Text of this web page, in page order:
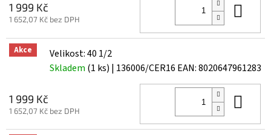
1 999 Kč
1 652,07 Kč bez DPH
Akce
Velikost: 40 1/2
Skladem (1 ks) | 136006/CER16 EAN:8020647961283
1 999 Kč
1 652,07 Kč bez DPH